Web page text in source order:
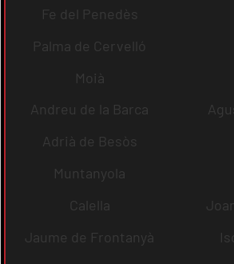
Fe del Penedès
Palma de Cervelló
Moià
Andreu de la Barca
Adrià de Besòs
Muntanyola
Calella
Jaume de Frontanyà